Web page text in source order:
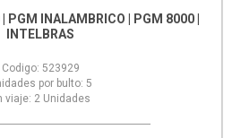
PGM INALAMBRICO | PGM 8000 |
INTELBRAS
Codigo: 523929
por bulto: 5
viaje: 2 Unidades